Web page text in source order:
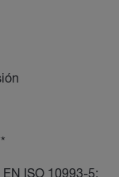
ISO 10993-5: